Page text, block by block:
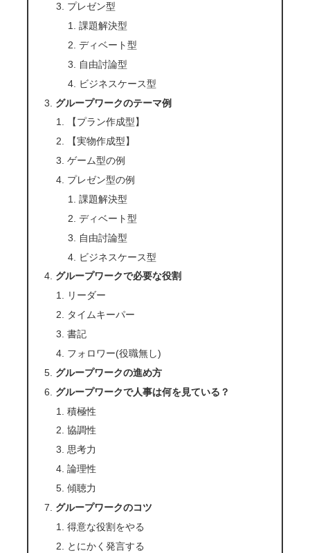
プレゼン型
課題解決型
ディベート型
自由討論型
ビジネスケース型
グループワークのテーマ例
【プラン作成型】
【実物作成型】
ゲーム型の例
プレゼン型の例
課題解決型
ディベート型
自由討論型
ビジネスケース型
グループワークで必要な役割
リーダー
タイムキーパー
書記
フォロワー(役職無し)
グループワークの進め方
グループワークで人事は何を見ている？
積極性
協調性
思考力
論理性
傾聴力
グループワークのコツ
得意な役割をやる
とにかく発言する